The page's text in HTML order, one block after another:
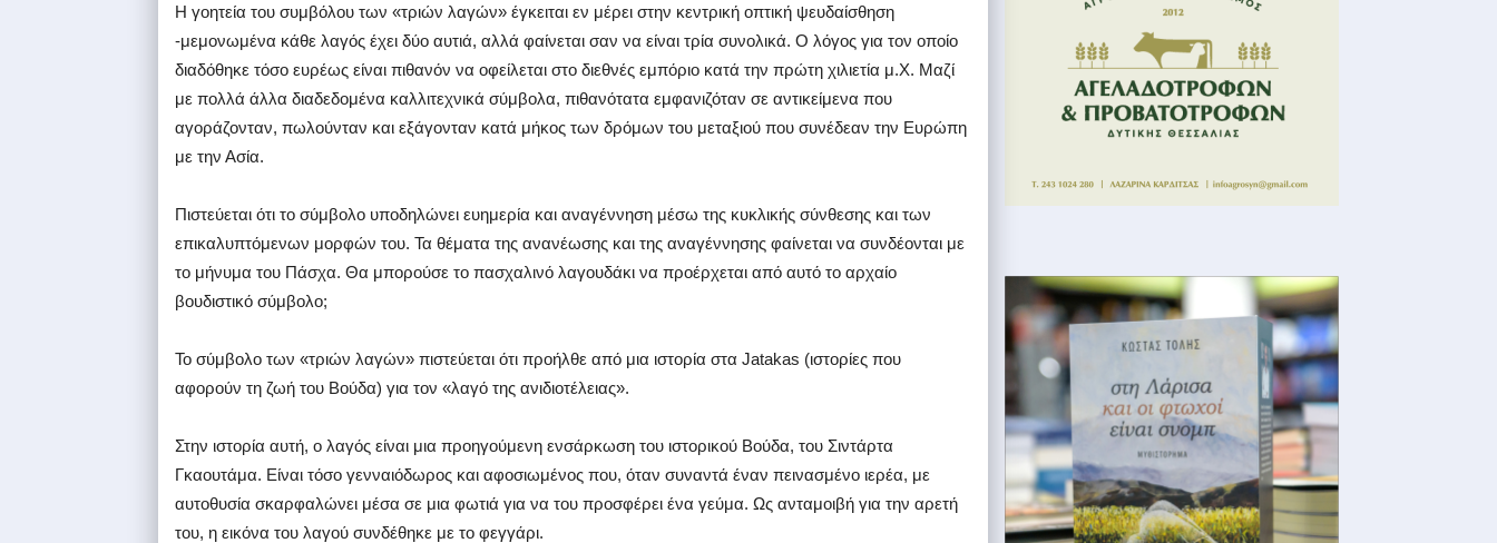
Η γοητεία του συμβόλου των «τριών λαγών» έγκειται εν μέρει στην κεντρική οπτική ψευδαίσθηση
-μεμονωμένα κάθε λαγός έχει δύο αυτιά, αλλά φαίνεται σαν να είναι τρία συνολικά. Ο λόγος για τον οποίο
διαδόθηκε τόσο ευρέως είναι πιθανόν να οφείλεται στο διεθνές εμπόριο κατά την πρώτη χιλιετία μ.Χ. Μαζί
με πολλά άλλα διαδεδομένα καλλιτεχνικά σύμβολα, πιθανότατα εμφανιζόταν σε αντικείμενα που
αγοράζονταν, πωλούνταν και εξάγονταν κατά μήκος των δρόμων του μεταξιού που συνέδεαν την Ευρώπη
με την Ασία.
Πιστεύεται ότι το σύμβολο υποδηλώνει ευημερία και αναγέννηση μέσω της κυκλικής σύνθεσης και των
επικαλυπτόμενων μορφών του. Τα θέματα της ανανέωσης και της αναγέννησης φαίνεται να συνδέονται με
το μήνυμα του Πάσχα. Θα μπορούσε το πασχαλινό λαγουδάκι να προέρχεται από αυτό το αρχαίο
βουδιστικό σύμβολο;
Το σύμβολο των «τριών λαγών» πιστεύεται ότι προήλθε από μια ιστορία στα Jatakas (ιστορίες που
αφορούν τη ζωή του Βούδα) για τον «λαγό της ανιδιοτέλειας».
Στην ιστορία αυτή, ο λαγός είναι μια προηγούμενη ενσάρκωση του ιστορικού Βούδα, του Σιντάρτα
Γκαουτάμα. Είναι τόσο γενναιόδωρος και αφοσιωμένος που, όταν συναντά έναν πεινασμένο ιερέα, με
αυτοθυσία σκαρφαλώνει μέσα σε μια φωτιά για να του προσφέρει ένα γεύμα. Ως ανταμοιβή για την αρετή
του, η εικόνα του λαγού συνδέθηκε με το φεγγάρι.